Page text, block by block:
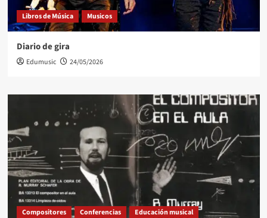
Libros de Música Musicos
Diario de gira
Edumusic 24/05/2026
Compositores Conferencias
Educación musical